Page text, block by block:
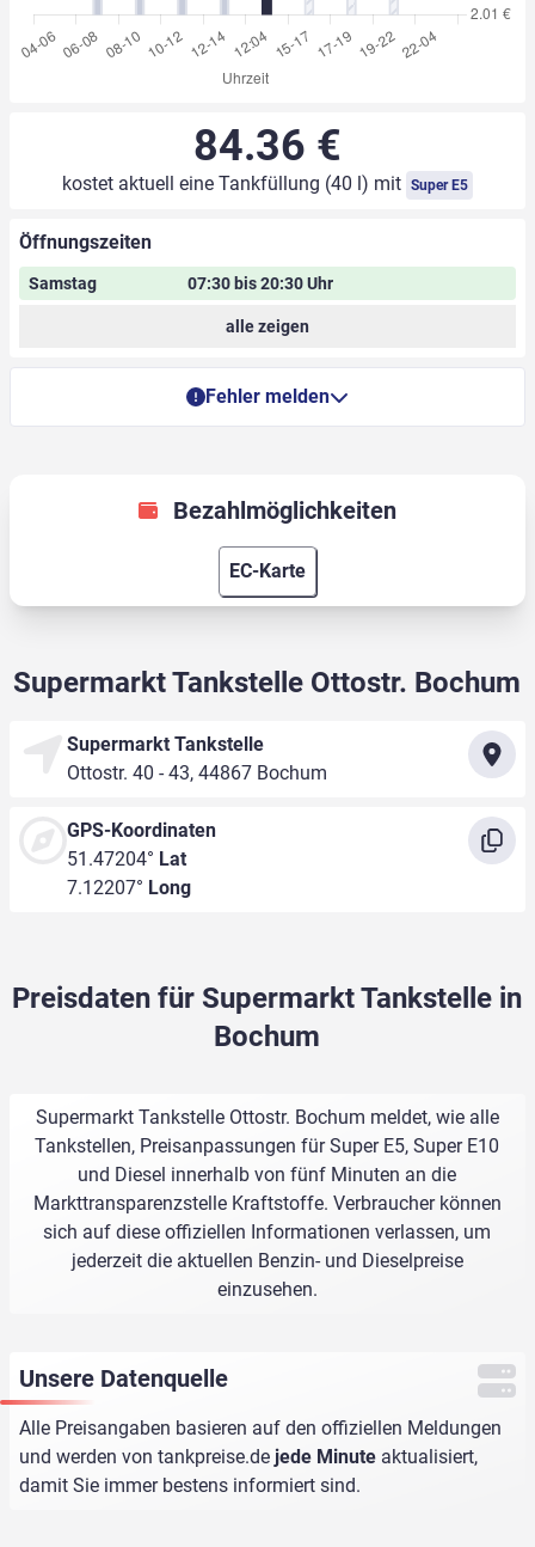
84.36 €
kostet aktuell eine Tankfüllung (40 l) mit Super E5
Öffnungszeiten
Samstag 07:30 bis 20:30 Uhr
alle zeigen
Fehler melden
Bezahlmöglichkeiten
EC-Karte
Supermarkt Tankstelle Ottostr. Bochum
Supermarkt Tankstelle
Ottostr. 40 - 43, 44867 Bochum
GPS-Koordinaten
51.47204° Lat
7.12207° Long
Preisdaten für Supermarkt Tankstelle in
Bochum
Supermarkt Tankstelle Ottostr. Bochum meldet, wie alle
Tankstellen, Preisanpassungen für Super E5, Super E10
und Diesel innerhalb von fünf Minuten an die
Markttransparenzstelle Kraftstoffe. Verbraucher können
sich auf diese offiziellen Informationen verlassen, um
jederzeit die aktuellen Benzin- und Dieselpreise
einzusehen.
Unsere Datenquelle
Alle Preisangaben basieren auf den offiziellen Meldungen
und werden von tankpreise.de jede Minute aktualisiert,
damit Sie immer bestens informiert sind.